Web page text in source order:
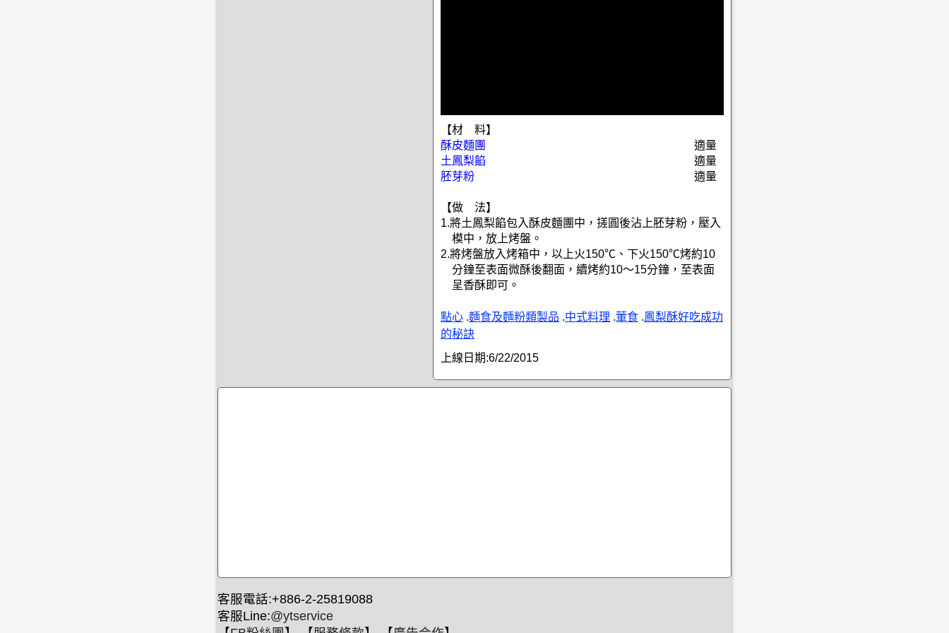
【材 料】
酥皮麵團
適量
土鳳梨餡
適量
胚芽粉
適量
【做 法】
1.將土鳳梨餡包入酥皮麵團中，搓圓後沾上胚芽粉，壓入
模中，放上烤盤。
2.將烤盤放入烤箱中，以上火150℃、下火150℃烤約10
分鐘至表面微酥後翻面，續烤約10～15分鐘，至表面
呈香酥即可。
點心 .麵食及麵粉類製品 .中式料理 .葷食 .鳳梨酥好吃成功
的秘訣
上線日期:6/22/2015
客服電話:+886-2-25819088
客服Line:@ytservice